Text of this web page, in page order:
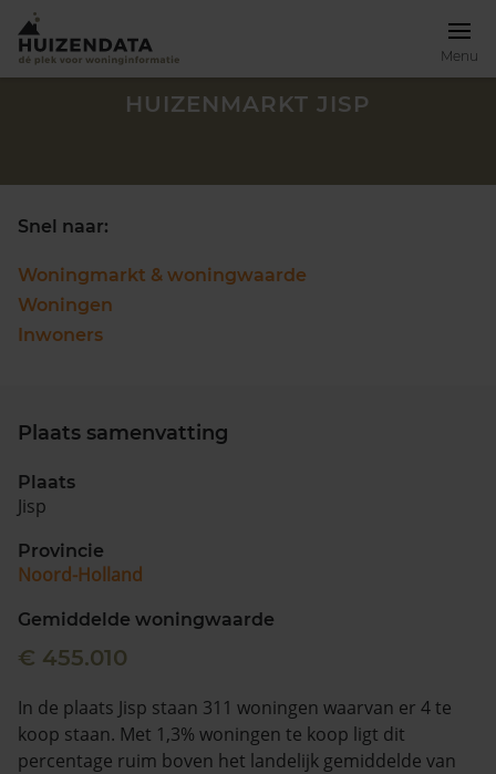
Menu
Zoek een woning
088 220 4200
Maandag t/m vrijdag - 08:00 -18:00
HUIZENMARKT JISP
Snel naar:
Woningmarkt & woningwaarde
Woningen
Inwoners
Plaats samenvatting
Plaats
Jisp
Provincie
Noord-Holland
Gemiddelde woningwaarde
€ 455.010
In de plaats Jisp staan 311 woningen waarvan er 4 te
koop staan. Met 1,3% woningen te koop ligt dit
percentage ruim boven het landelijk gemiddelde van